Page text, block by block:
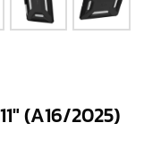
(A16/2025)